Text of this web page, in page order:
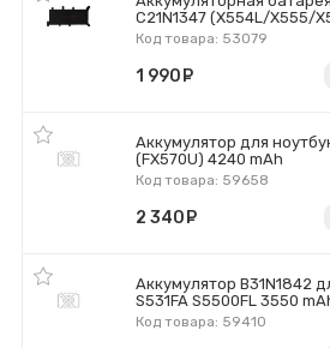
C21N1347 (X554L/X555/
Код товара: 53079
1 990
Аккумулятор для
(FX570U) 4240 mAh
Код товара: 59658
2 340
Аккумулятор B31N1842
S531FA S5500FL 3550
Код товара: 59410